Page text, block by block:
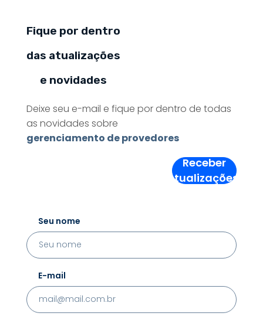
Fique por dentro
das atualizações
e novidades
Deixe seu e-mail e fique por dentro de todas
as novidades sobre
gerenciamento de provedores
Receber
Atualizações!
Seu nome
E-mail